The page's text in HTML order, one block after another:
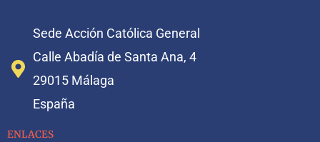
Sede Acción Católica General
Calle Abadía de Santa Ana, 4
29015 Málaga
España
ENLACES